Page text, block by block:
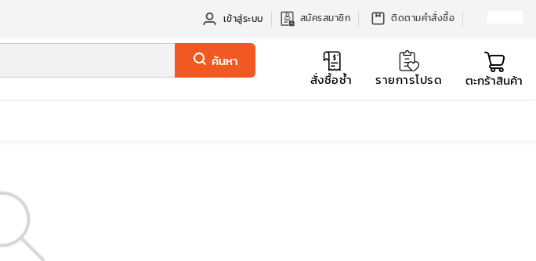
เข้าสู่ระบบ สมัครสมาชิก ติดตามคำสั่งซื้อ
ค้นหา
สั่งซื้อซ้ำ รายการโปรด ตะกร้าสินค้า